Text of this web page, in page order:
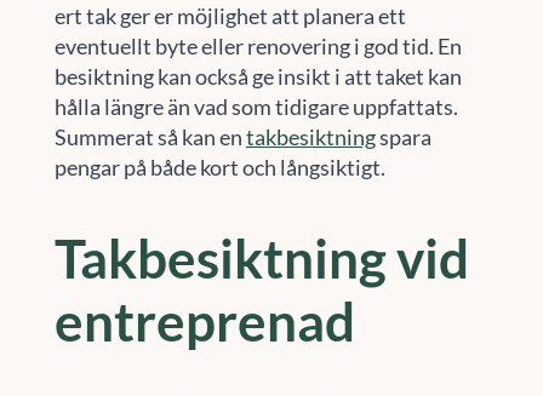
ert tak ger er möjlighet att planera ett
eventuellt byte eller renovering i god tid. En
besiktning kan också ge insikt i att taket kan
hålla längre än vad som tidigare uppfattats.
Summerat så kan entakbesiktningspara
pengar på både kort och långsiktigt.
Takbesiktning vid
entreprenad